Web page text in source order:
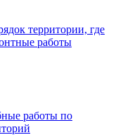
территории, где
работы
работы по